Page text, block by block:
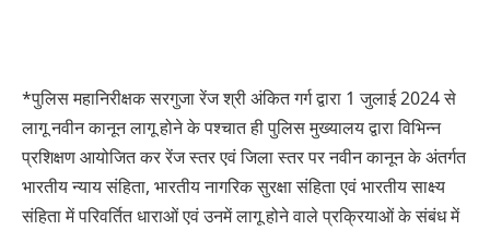
*पुलिस महानिरीक्षक सरगुजा रेंज श्री अंकित गर्ग द्वारा 1 जुलाई 2024 से
लागू नवीन कानून लागू होने के पश्चात ही पुलिस मुख्यालय द्वारा विभिन्न
प्रशिक्षण आयोजित कर रेंज स्तर एवं जिला स्तर पर नवीन कानून के अंतर्गत
भारतीय न्याय संहिता, भारतीय नागरिक सुरक्षा संहिता एवं भारतीय साक्ष्य
संहिता में परिवर्तित धाराओं एवं उनमें लागू होने वाले प्रक्रियाओं के संबंध में